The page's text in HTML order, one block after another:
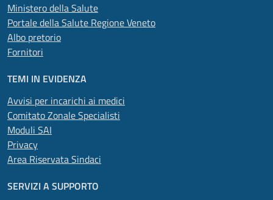
Ministero della Salute
Portale della Salute Regione Veneto
Albo pretorio
Fornitori
TEMI IN EVIDENZA
Avvisi per incarichi ai medici
Comitato Zonale Specialisti
Moduli SAI
Privacy
Area Riservata Sindaci
SERVIZI A SUPPORTO